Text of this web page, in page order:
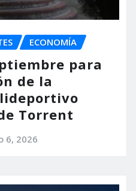
ECONOMÍA
para
de la
Torrent
6, 2026